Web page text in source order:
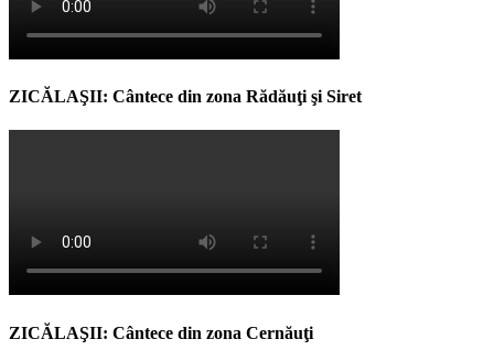
ZICĂLAŞII: Cântece din zona Rădăuţi şi Siret
ZICĂLAŞII: Cântece din zona Cernăuţi